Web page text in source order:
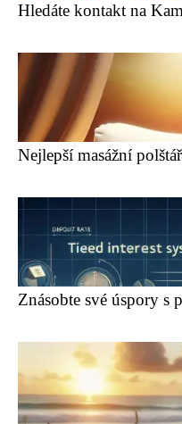
Hledáte kontakt na
Nejlepší masážní
Znásobte své úspory s